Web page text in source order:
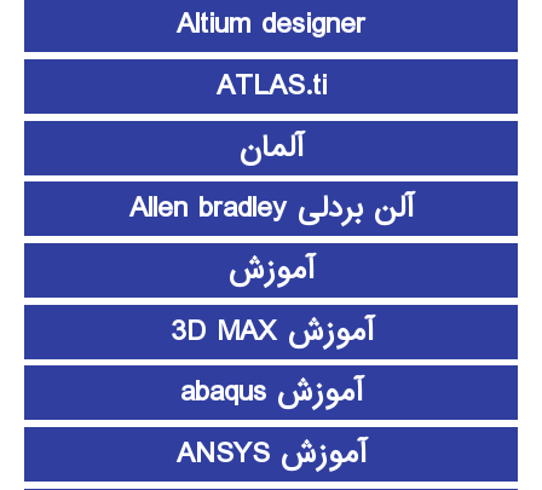
Altium designer
ATLAS.ti
آلمان
آلن بردلی Allen bradley
آموزش
آموزش 3D MAX
آموزش abaqus
آموزش ANSYS